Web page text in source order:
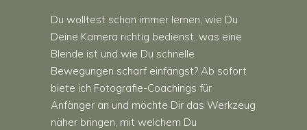
Du wolltest schon immer lernen, wie Du
Deine Kamera richtig bedienst, was eine
Blende ist und wie Du schnelle
Bewegungen scharf einfängst? Ab sofort
biete ich Fotografie-Coachings für
Anfänger an und möchte Dir das Werkzeug
näher bringen, mit welchem Du